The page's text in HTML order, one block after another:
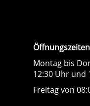
Montag bis
12:30 Uhr und
Freitag von